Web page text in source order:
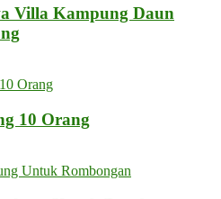
Villa Kampung Daun
10 Orang